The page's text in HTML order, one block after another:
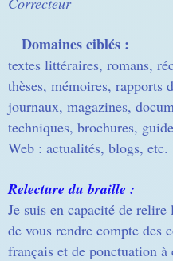
Domaines ciblés :
textes littéraires, romans,
thèses, mémoires, rapports
journaux, magazines,
techniques, brochures,
Web : actualités, blogs, etc.
Relecture du braille :
Je suis en capacité de
de vous rendre compte des
français et de ponctuation à